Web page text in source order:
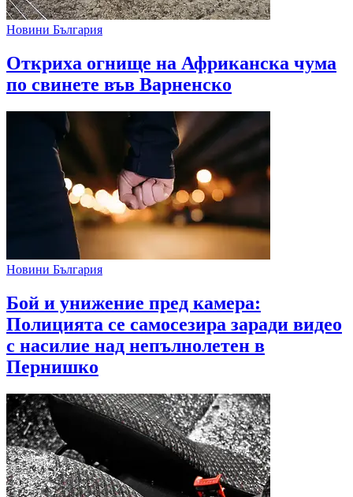
Новини България
Откриха огнище на Африканска чума
по свинете във Варненско
Новини България
Бой и унижение пред камера:
Полицията се самосезира заради видео
с насилие над непълнолетен в
Пернишко